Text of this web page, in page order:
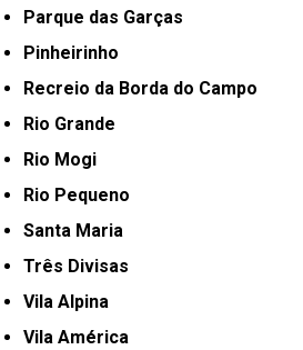
Parque das Garças
Pinheirinho
Recreio da Borda do Campo
Rio Grande
Rio Mogi
Rio Pequeno
Santa Maria
Três Divisas
Vila Alpina
Vila América